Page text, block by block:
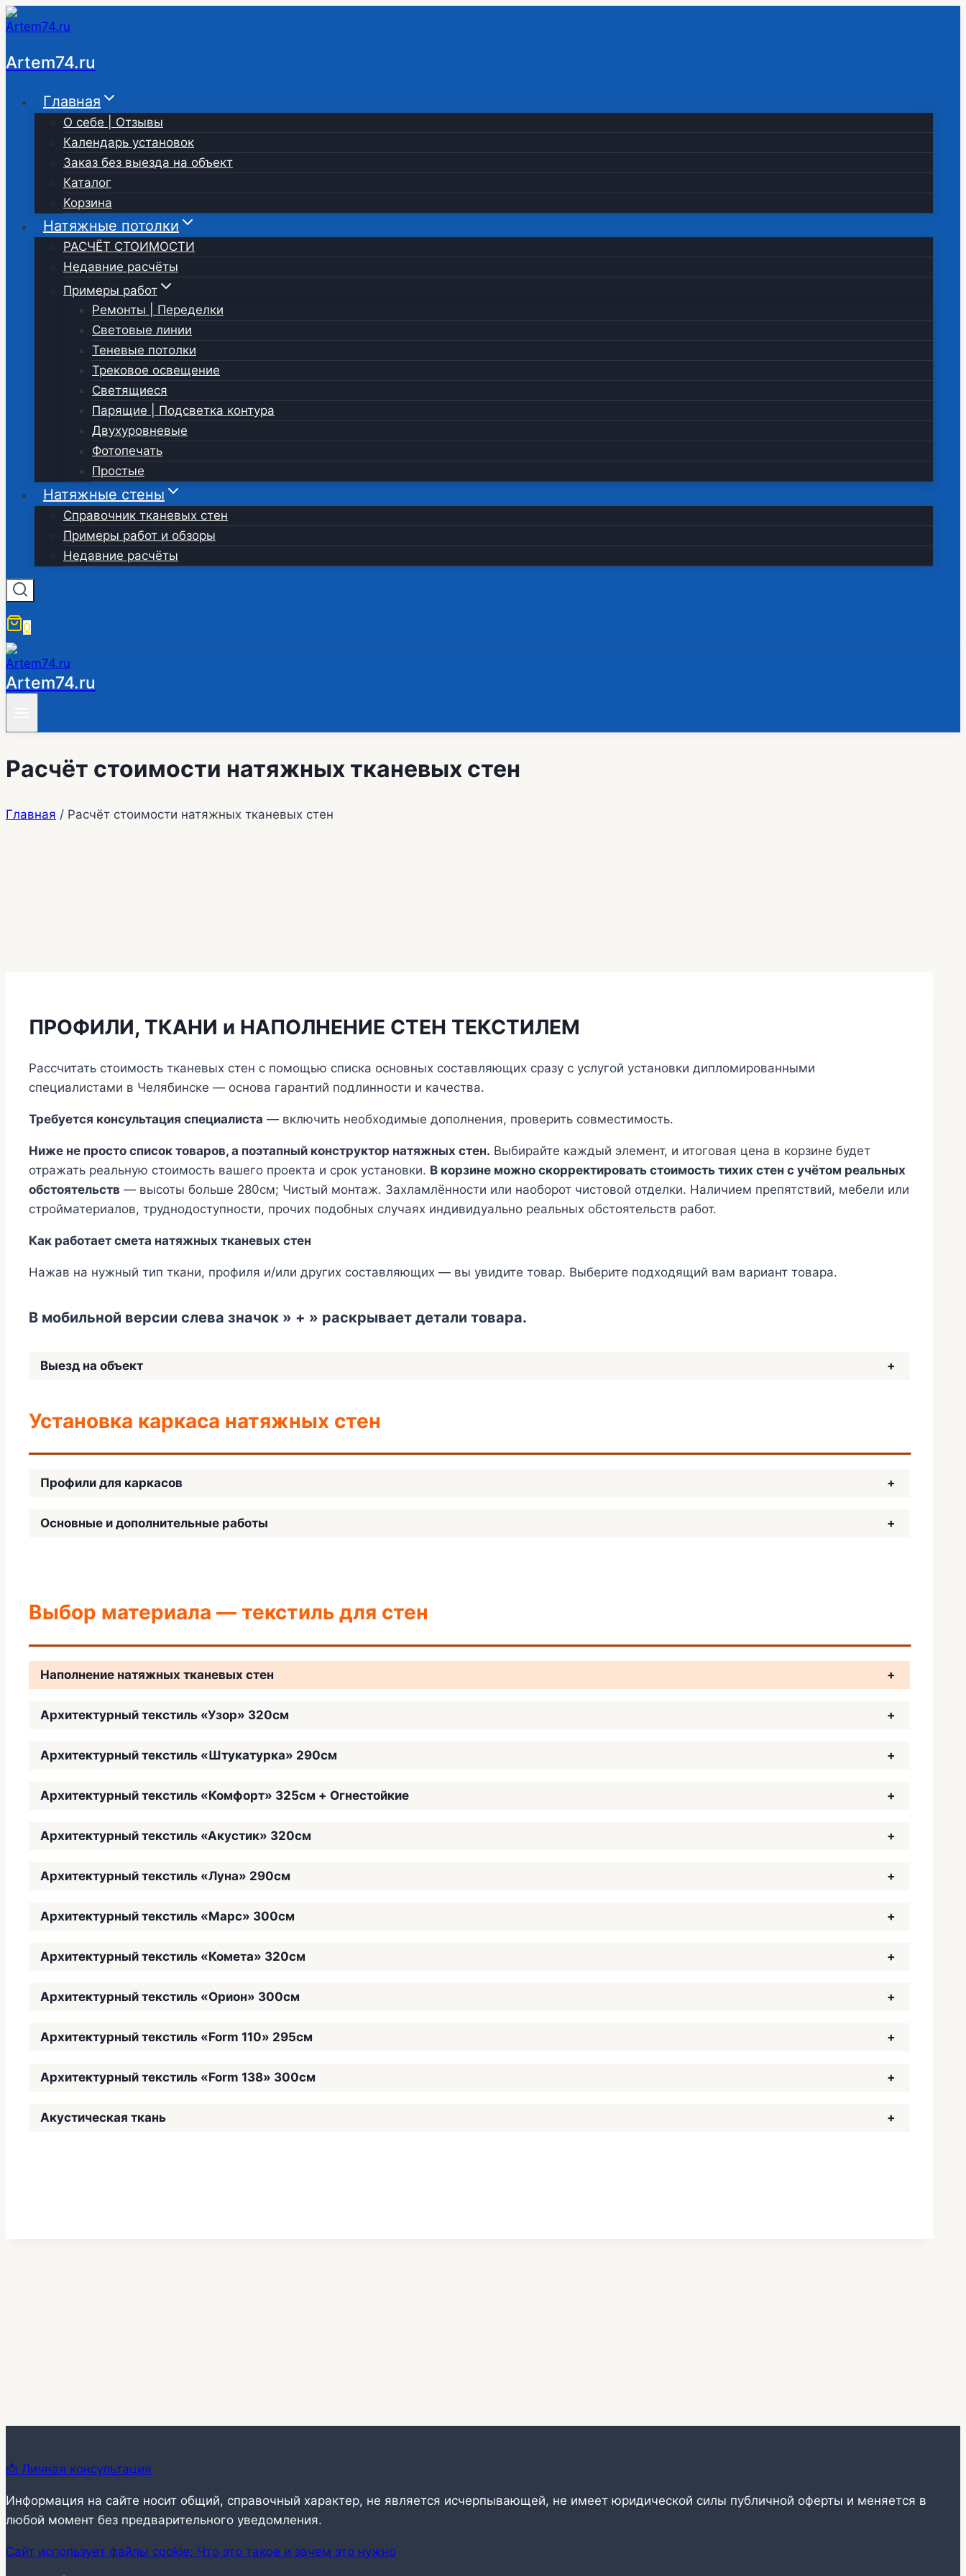
Перейти
к
содержимому
Artem74.ru
Главная
О себе | Отзывы
Календарь установок
Заказ без выезда на объект
Каталог
Корзина
Натяжные потолки
РАСЧЁТ СТОИМОСТИ
Недавние расчёты
Примеры работ
Ремонты | Переделки
Световые линии
Теневые потолки
Трековое освещение
Светящиеся
Парящие | Подсветка контура
Двухуровневые
Фотопечать
Простые
Натяжные стены
Справочник тканевых стен
Примеры работ и обзоры
Недавние расчёты
0
Artem74.ru
Расчёт стоимости натяжных тканевых стен
Главная / Расчёт стоимости натяжных тканевых стен
ПРОФИЛИ, ТКАНИ и НАПОЛНЕНИЕ СТЕН ТЕКСТИЛЕМ
Рассчитать стоимость тканевых стен с помощью списка основных составляющих сразу с услугой установки дипломированными
специалистами в Челябинске — основа гарантий подлинности и качества.
Требуется консультация специалиста — включить необходимые дополнения, проверить совместимость.
Ниже не просто список товаров, а поэтапный конструктор натяжных стен. Выбирайте каждый элемент, и итоговая цена в корзине будет
отражать реальную стоимость вашего проекта и срок установки. В корзине можно скорректировать стоимость тихих стен с учётом реальных
обстоятельств — высоты больше 280см; Чистый монтаж. Захламлённости или наоборот чистовой отделки. Наличием препятствий, мебели или
стройматериалов, труднодоступности, прочих подобных случаях индивидуально реальных обстоятельств работ.
Как работает смета натяжных тканевых стен
Нажав на нужный тип ткани, профиля и/или других составляющих — вы увидите товар. Выберите подходящий вам вариант товара.
В мобильной версии слева значок » + » раскрывает детали товара.
Выезд на объект +
Установка каркаса натяжных стен
Профили для каркасов +
Основные и дополнительные работы +
Выбор материала — текстиль для стен
Наполнение натяжных тканевых стен +
Архитектурный текстиль «Узор» 320см +
Архитектурный текстиль «Штукатурка» 290см +
Архитектурный текстиль «Комфорт» 325см + Огнестойкие +
Архитектурный текстиль «Акустик» 320см +
Архитектурный текстиль «Луна» 290см +
Архитектурный текстиль «Марс» 300см +
Архитектурный текстиль «Комета» 320см +
Архитектурный текстиль «Орион» 300см +
Архитектурный текстиль «Form 110» 295см +
Архитектурный текстиль «Form 138» 300см +
Акустическая ткань +
📩 Личная консультация
Информация на сайте носит общий, справочный характер, не является исчерпывающей, не имеет юридической силы публичной оферты и меняется в
любой момент без предварительного уведомления.
Сайт использует файлы cookie: Что это такое и зачем это нужно